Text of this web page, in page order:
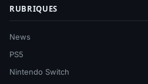
RUBRIQUES
News
PS5
Nintendo Switch